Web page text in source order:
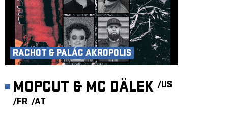
RACHOT & PALÁC AKROPOLIS
MOPCUT & MC DÄLEK /US
/FR /AT